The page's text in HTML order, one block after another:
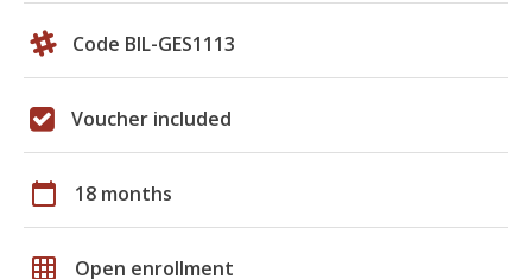
Code BIL-GES1113
Voucher included
calendar_today 18 months
grid_on Open enrollment